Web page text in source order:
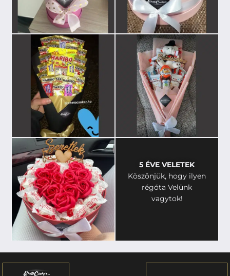
5 ÉVE VELETEK
Köszönjük, hogy ilyen
régóta Velünk
vagytok!